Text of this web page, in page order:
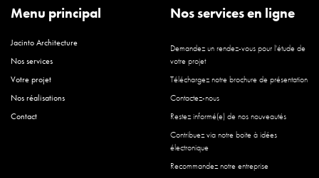
Menu principal
Jacinto Architecture
Nos services
Votre projet
Nos réalisations
Contact
Nos services en ligne
Demandez un rendez-vous pour l'étude de
votre projet
Téléchargez notre brochure de présentation
Contactez-nous
Restez informé(e) de nos nouveautés
Contribuez via notre boite à idées
électronique
Recommandez notre entreprise